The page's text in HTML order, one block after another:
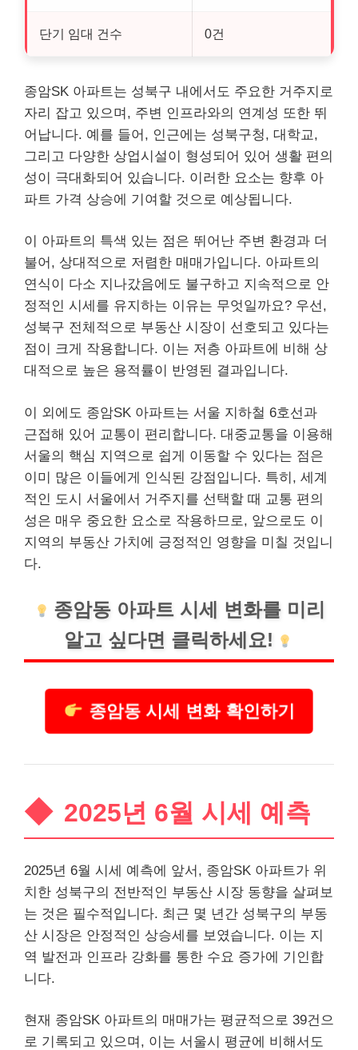
단기 임대 건수 0건
종암SK 아파트는 성북구 내에서도 주요한 거주지로
자리 잡고 있으며, 주변 인프라와의 연계성 또한 뛰
어납니다. 예를 들어, 인근에는 성북구청, 대학교,
그리고 다양한 상업시설이 형성되어 있어 생활 편의
성이 극대화되어 있습니다. 이러한 요소는 향후 아
파트 가격 상승에 기여할 것으로 예상됩니다.
이 아파트의 특색 있는 점은 뛰어난 주변 환경과 더
불어, 상대적으로 저렴한 매매가입니다. 아파트의
연식이 다소 지나갔음에도 불구하고 지속적으로 안
정적인 시세를 유지하는 이유는 무엇일까요? 우선,
성북구 전체적으로 부동산 시장이 선호되고 있다는
점이 크게 작용합니다. 이는 저층 아파트에 비해 상
대적으로 높은 용적률이 반영된 결과입니다.
이 외에도 종암SK 아파트는 서울 지하철 6호선과
근접해 있어 교통이 편리합니다. 대중교통을 이용해
서울의 핵심 지역으로 쉽게 이동할 수 있다는 점은
이미 많은 이들에게 인식된 강점입니다. 특히, 세계
적인 도시 서울에서 거주지를 선택할 때 교통 편의
성은 매우 중요한 요소로 작용하므로, 앞으로도 이
지역의 부동산 가치에 긍정적인 영향을 미칠 것입니
다.
종암동 아파트 시세 변화를 미리
알고 싶다면 클릭하세요!
종암동 시세 변화 확인하기
2025년 6월 시세 예측
2025년 6월 시세 예측에 앞서, 종암SK 아파트가 위
치한 성북구의 전반적인 부동산 시장 동향을 살펴보
는 것은 필수적입니다. 최근 몇 년간 성북구의 부동
산 시장은 안정적인 상승세를 보였습니다. 이는 지
역 발전과 인프라 강화를 통한 수요 증가에 기인합
니다.
현재 종암SK 아파트의 매매가는 평균적으로 39건으
로 기록되고 있으며, 이는 서울시 평균에 비해서도